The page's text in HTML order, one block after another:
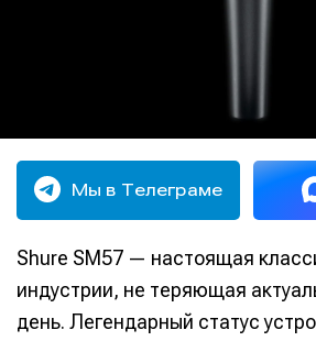
Мы в Телеграме
Shure SM57 — настоящая
индустрии, не теряющая
день. Легендарный статус